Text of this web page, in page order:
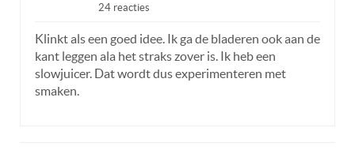
24 reacties
Klinkt als een goed idee. Ik ga de bladeren ook aan de
kant leggen ala het straks zover is. Ik heb een
slowjuicer. Dat wordt dus experimenteren met
smaken.